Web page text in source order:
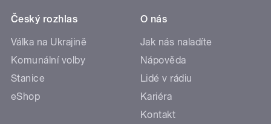
Český rozhlas
Válka na Ukrajině
Komunální volby
Stanice
eShop
O nás
Jak nás naladíte
Nápověda
Lidé v rádiu
Kariéra
Kontakt